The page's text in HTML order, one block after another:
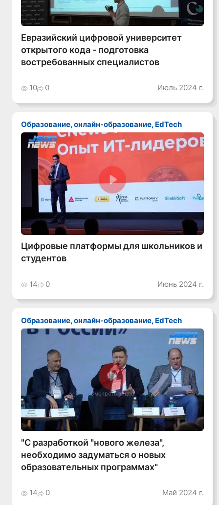
Евразийский цифровой университет
открытого кода - подготовка
востребованных специалистов
10 0 Июль 2024 г.
Образование, онлайн-образование, EdTech
Смотреть видео
Цифровые платформы для школьников и
студентов
14 0 Июнь 2024 г.
Образование, онлайн-образование, EdTech
Смотреть видео
"С разработкой "нового железа",
необходимо задуматься о новых
образовательных программах"
14 0 Май 2024 г.